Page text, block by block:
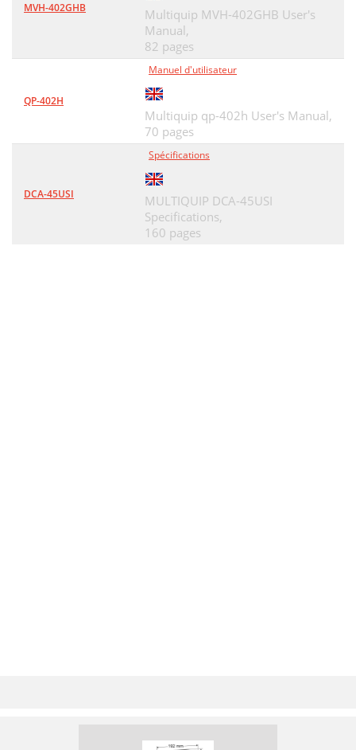
MVH-402GHB
Multiquip MVH-402GHB User's
Manual,
82 pages
QP-402H
Manuel d'utilisateur
Multiquip qp-402h User's Manual,
70 pages
DCA-45USI
Spécifications
MULTIQUIP DCA-45USI
Specifications,
160 pages